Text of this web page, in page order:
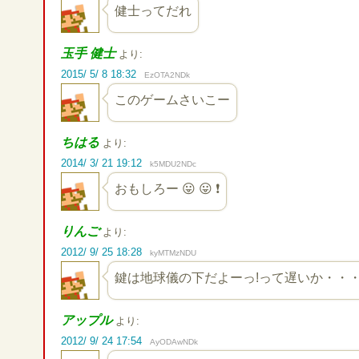
健士ってだれ
玉手 健士 より:
2015/ 5/ 8 18:32
EzOTA2NDk
このゲームさいこー
ちはる より:
2014/ 3/ 21 19:12
k5MDU2NDc
おもしろー 😛 😛 ❗
りんご より:
2012/ 9/ 25 18:28
kyMTMzNDU
鍵は地球儀の下だよーっ!って遅いか・・
アップル より:
2012/ 9/ 24 17:54
AyODAwNDk